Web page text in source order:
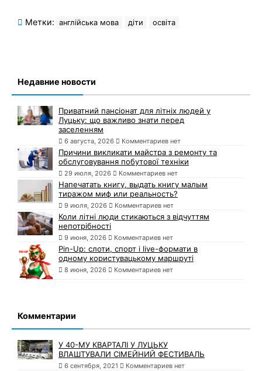
Метки: англійська мова діти освіта
Недавние новости
Приватний пансіонат для літніх людей у
Луцьку: що важливо знати перед
заселенням
6 августа, 2026 Комментариев нет
Причини викликати майстра з ремонту та
обслуговування побутової техніки
29 июля, 2026 Комментариев нет
Напечатать книгу, выдать книгу малым
тиражом миф или реальность?
9 июля, 2026 Комментариев нет
Коли літні люди стикаються з відчуттям
непотрібності
9 июня, 2026 Комментариев нет
Pin-Up: слоти, спорт і live-формати в
одному користувацькому маршруті
8 июня, 2026 Комментариев нет
Комментарии
У 40-МУ КВАРТАЛІ У ЛУЦЬКУ
ВЛАШТУВАЛИ СІМЕЙНИЙ ФЕСТИВАЛЬ
6 сентября, 2021 Комментариев нет